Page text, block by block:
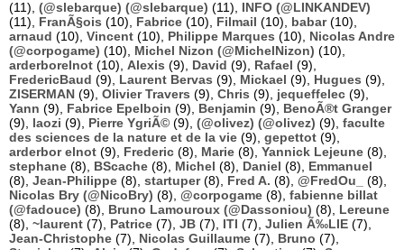
(11), (@slebarque) (@slebarque) (11), INFO (@LINKANDEV)
(11), FranÃ§ois (10), Fabrice (10), Filmail (10), babar(10),
arnaud (10), Vincent (10), Philippe Marques (10), Nicolas Andre
(@corpogame) (10), Michel Nizon (@MichelNizon) (10),
arderborelnot (10), Alexis (9), David (9), Rafael (9),
FredericBaud (9), Laurent Bervas (9), Mickael (9), Hugues (9),
ZISERMAN (9), Olivier Travers (9), Chris (9), jequeffelec (9),
Yann (9), Fabrice Epelboin (9), Benjamin (9), BenoÃ®t Granger
(9), laozi (9), Pierre YgriÃ© (9), (@olivez) (@olivez) (9), faculte
des sciences de la nature et de la vie (9), gepettot (9),
arderbor elnot (9), Frederic (8), Marie (8), Yannick Lejeune (8),
stephane (8), BScache (8), Michel (8), Daniel (8), Emmanuel
(8), Jean-Philippe (8), startuper(8), Fred A. (8), @FredOu_
(8),
Nicolas Bry (@NicoBry) (8), @corpogame (8), fabienne billat
(@fadouce) (8), Bruno Lamouroux (@Dassoniou) (8), Lereune
(8), ~laurent (7), Patrice (7), JB (7), ITI (7), Julien Ã‰LIE (7),
Jean-Christophe (7), Nicolas Guillaume (7), Bruno (7),